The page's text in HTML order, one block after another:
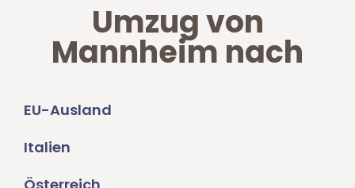
Umzug von
Mannheim nach
EU-Ausland
Italien